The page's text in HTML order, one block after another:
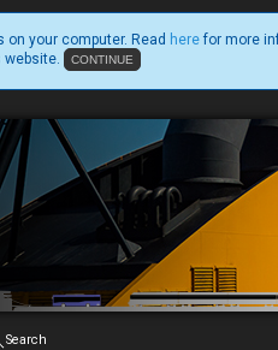
your computer. Read here for more
website.
Search